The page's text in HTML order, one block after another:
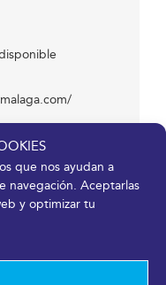
que nos ayudan a
navegación. Aceptarlas
y optimizar tu
sociales!